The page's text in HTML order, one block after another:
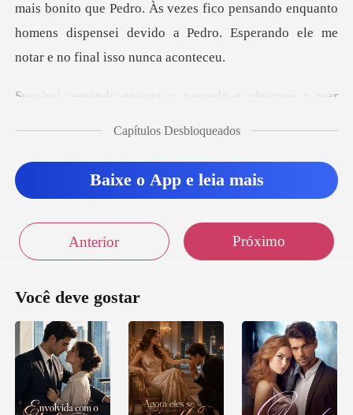
Histórico
Sair
mais bonito que Pedro. Às vezes fico pensando enquanto
homen
passado e observei o mar
Capítulos Desbloqueados
Baixe o App e leia mais
Anterior Próximo
Você deve gostar